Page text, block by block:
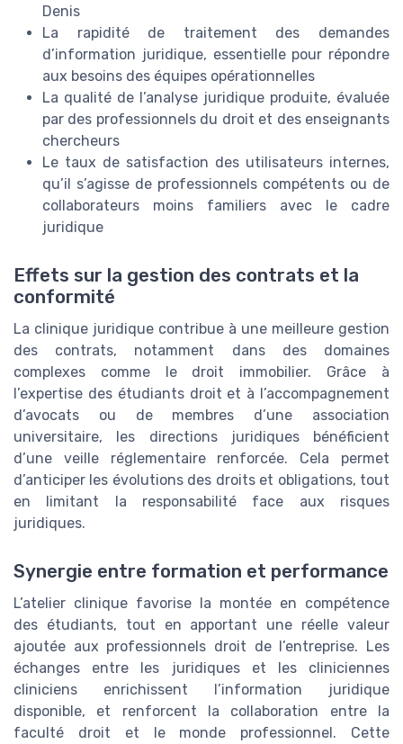
Denis
La rapidité de traitement des demandes
d’information juridique, essentielle pour répondre
aux besoins des équipes opérationnelles
La qualité de l’analyse juridique produite, évaluée
par des professionnels du droit et des enseignants
chercheurs
Le taux de satisfaction des utilisateurs internes,
qu’il s’agisse de professionnels compétents ou de
collaborateurs moins familiers avec le cadre
juridique
Effets sur la gestion des contrats et la
conformité
La clinique juridique contribue à une meilleure gestion
des contrats, notamment dans des domaines
complexes comme le droit immobilier. Grâce à
l’expertise des étudiants droit et à l’accompagnement
d’avocats ou de membres d’une association
universitaire, les directions juridiques bénéficient
d’une veille réglementaire renforcée. Cela permet
d’anticiper les évolutions des droits et obligations, tout
en limitant la responsabilité face aux risques
juridiques.
Synergie entre formation et performance
L’atelier clinique favorise la montée en compétence
des étudiants, tout en apportant une réelle valeur
ajoutée aux professionnels droit de l’entreprise. Les
échanges entre les juridiques et les cliniciennes
cliniciens enrichissent l’information juridique
disponible, et renforcent la collaboration entre la
faculté droit et le monde professionnel. Cette